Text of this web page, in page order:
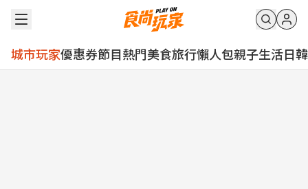
城市玩家優惠券節目熱門美食旅行懶人包親子生活日韓